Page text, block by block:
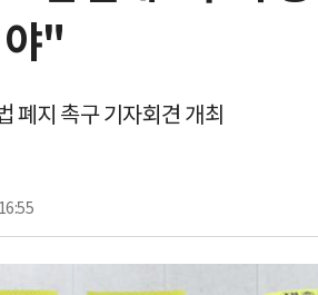
"
폐지 촉구 기자회견 개최